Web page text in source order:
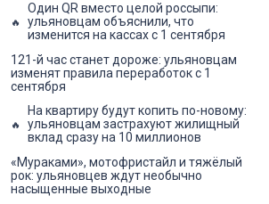
Один QR вместо целой россыпи:
ульяновцам объяснили, что
изменится на кассах с 1 сентября
121-й час станет дороже: ульяновцам
изменят правила переработок с 1
сентября
На квартиру будут копить по-новому:
ульяновцам застрахуют жилищный
вклад сразу на 10 миллионов
«Мураками», мотофристайл и тяжёлый
рок: ульяновцев ждут необычно
насыщенные выходные